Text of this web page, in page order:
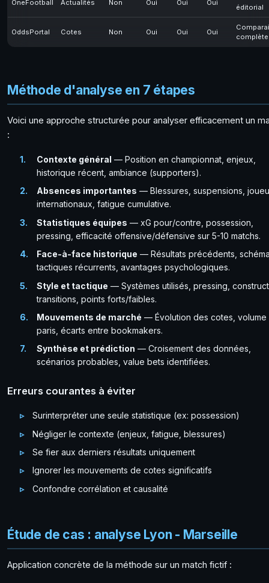
OneFootball Actualités Non Oui Oui Oui
éditorial
OddsPortal Cotes Non Oui Oui Oui
complète
Méthode d'analyse en 7 étapes
Voici une approche structurée pour analyser efficacement un
:
Contexte général — Position en championnat, enjeux,
historique récent, ambiance (supporters).
Absences importantes — Blessures, suspensions,
internationaux, fatigue cumulative.
Statistiques équipes — xG pour/contre, possession,
pressing, efficacité offensive/défensive sur 5-10 matchs.
Face-à-face historique — Résultats précédents,
tactiques récurrents, avantages psychologiques.
Style et tactique — Systèmes utilisés, pressing,
transitions, points forts/faibles.
Mouvements de marché — Évolution des cotes, volume
paris, écarts entre bookmakers.
Synthèse et prédiction — Croisement des données,
scénarios probables, value bets identifiées.
Erreurs courantes à éviter
Surinterpréter une seule statistique (ex: possession)
Négliger le contexte (enjeux, fatigue, blessures)
Se fier aux derniers résultats uniquement
Ignorer les mouvements de cotes significatifs
Confondre corrélation et causalité
Étude de cas : analyse Lyon - Marseille
Application concrète de la méthode sur un match fictif :